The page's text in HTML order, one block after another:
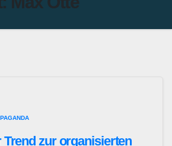
Trend zur organisierten